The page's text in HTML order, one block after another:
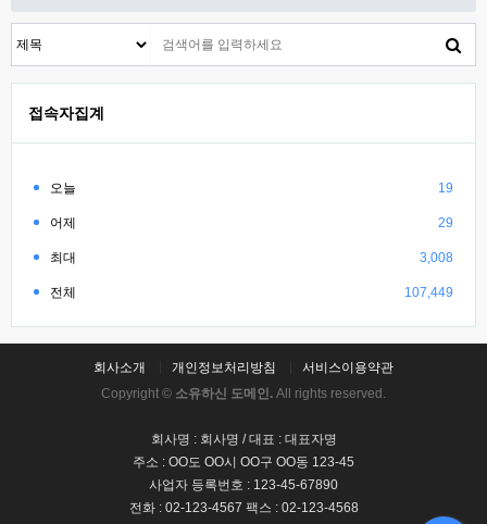
접속자집계
오늘 19
어제 29
최대 3,008
전체 107,449
회사소개 개인정보처리방침
서비스이용약관
Copyright © 소유하신 도메인. All rights reserved.
회사명 : 회사명 / 대표 : 대표자명
주소 : OO도 OO시 OO구 OO동 123-45
사업자 등록번호 : 123-45-67890
전화 : 02-123-4567 팩스 : 02-123-4568